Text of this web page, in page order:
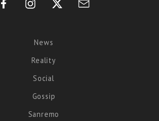
News
Reality
Social
Gossip
Sanremo